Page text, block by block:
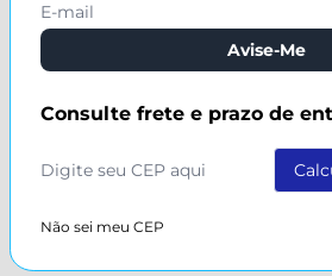
Avise-Me
Consulte frete e prazo de
Não sei meu CEP